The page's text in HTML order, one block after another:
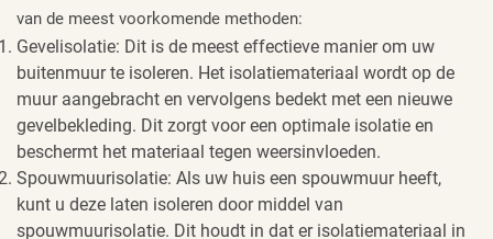
van de meest voorkomende methoden:
Gevelisolatie: Dit is de meest effectieve manier om uw
buitenmuur te isoleren. Het isolatiemateriaal wordt op de
muur aangebracht en vervolgens bedekt met een nieuwe
gevelbekleding. Dit zorgt voor een optimale isolatie en
beschermt het materiaal tegen weersinvloeden.
Spouwmuurisolatie: Als uw huis een spouwmuur heeft,
kunt u deze laten isoleren door middel van
spouwmuurisolatie. Dit houdt in dat er isolatiemateriaal in